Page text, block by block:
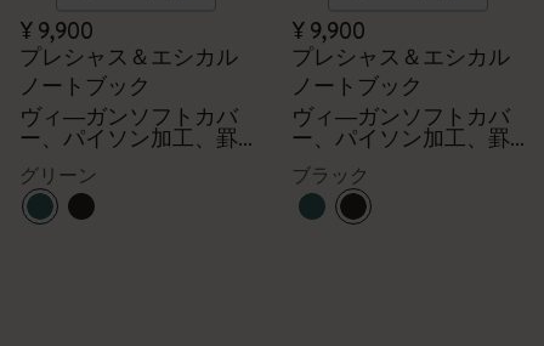
¥ 9,900
プレシャス＆エシカル
ノートブック
ヴィ―ガンソフトカバ
ー、パイソン加工、罫
線
グリーン
¥ 9,900
プレシャス＆エシカル
ノートブック
ヴィ―ガンソフトカバ
ー、パイソン加工、罫
線
ブラック